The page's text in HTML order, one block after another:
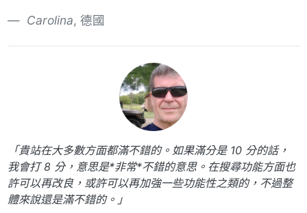
Carolina, 德國
「貴站在大多數方面都滿不錯的。如果滿分是 10 分的話，
我會打 8 分，意思是*非常*不錯的意思。在搜尋功能方面也
許可以再改良，或許可以再加強一些功能性之類的，不過整
體來說還是滿不錯的。」